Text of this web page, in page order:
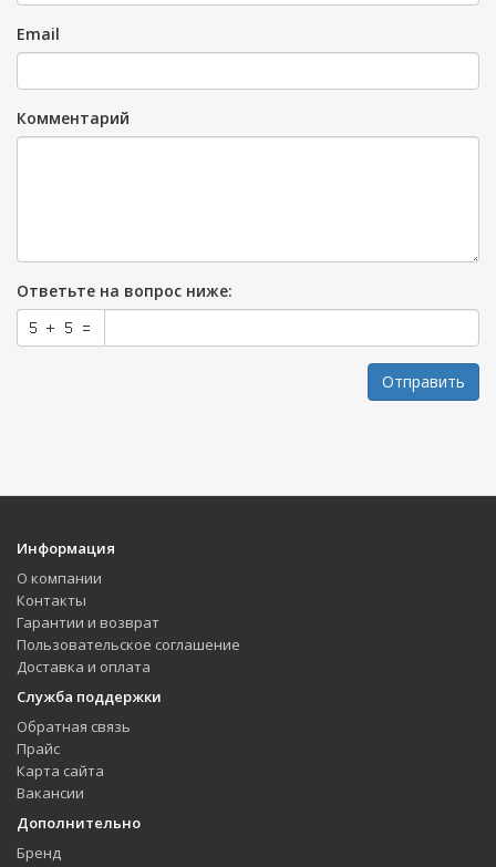
Email
Комментарий
Ответьте на вопрос ниже:
Отправить
Информация
О компании
Контакты
Гарантии и возврат
Пользовательское соглашение
Доставка и оплата
Служба поддержки
Обратная связь
Прайс
Карта сайта
Вакансии
Дополнительно
Бренд